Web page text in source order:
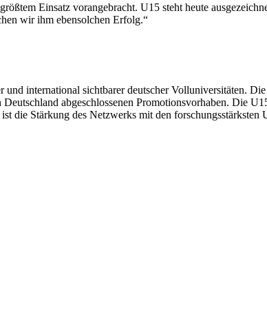
Einsatz vorangebracht. U15 steht heute
wir ihm ebensolchen Erfolg.“
international sichtbarer deutscher Volluniversitäten.
abgeschlossenen Promotionsvorhaben. Die
die Stärkung des Netzwerks mit den forschungsstärksten